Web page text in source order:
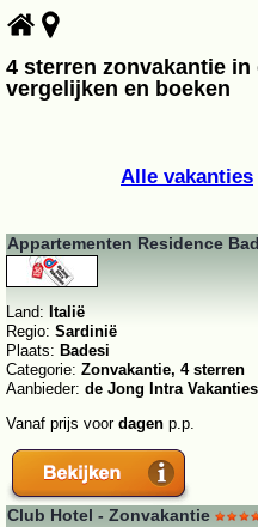
4 sterren zonvakantie
vergelijken en boeken
Alle vakanties
Appartementen Residence
Land: Italië
Regio: Sardinië
Plaats: Badesi
Categorie: Zonvakantie, 4 sterren
Aanbieder: de Jong Intra Vakanties
Vanaf prijs voor dagen p.p.
Club Hotel - Zonvakantie